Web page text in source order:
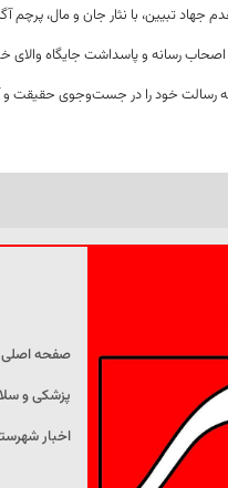
تبیین، با نثار جان و مال، پرچم
رسانه و پاسداشت جایگاه والای
رسالت خود را در جست‌وجوی حقیقت و
صفحه اصلی
پزشکی و
اخبار